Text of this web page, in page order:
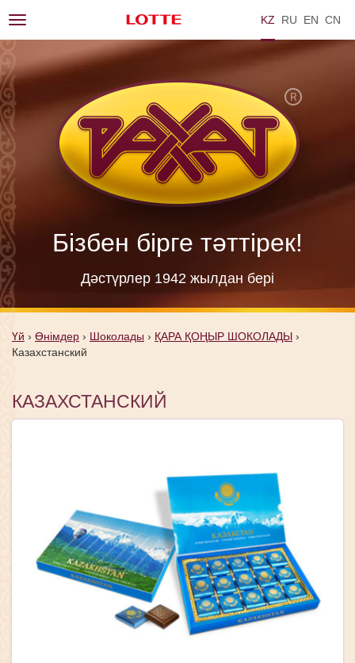
KZ RU EN ZH
Бізбен бірге тәттірек!
Дәстүрлер 1942 жылдан берi
Toggle
navigation
Үй › Өнімдер › Шоколады › ҚАРА ҚОҢЫР ШОКОЛАДЫ ›
Казахстанский
КАЗАХСТАНСКИЙ